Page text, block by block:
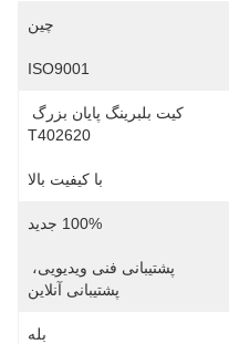
چین
ISO9001
T402620
با کیفیت بالا
100% جدید
پشتیبانی آنلاین
بله